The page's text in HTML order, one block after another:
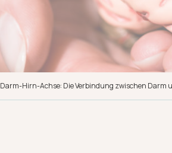
Darm-Hirn-Achse: Die Verbindung zwischen Darm